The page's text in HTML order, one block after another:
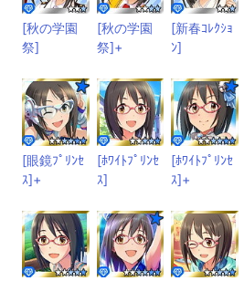
[秋の学園
祭]
[秋の学園
祭]+
[新春ｺﾚｸｼｮ
ﾝ]
[眼鏡ﾌﾟﾘﾝｾ
ｽ]+
[ﾎﾜｲﾄﾌﾟﾘﾝｾ
ｽ]
[ﾎﾜｲﾄﾌﾟﾘﾝｾ
ｽ]+